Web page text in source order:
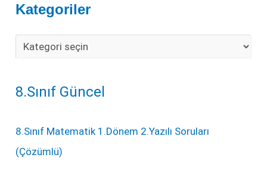
Kategoriler
8.Sınıf Güncel
8.Sınıf Matematik 1.Dönem 2.Yazılı Soruları
(Çözümlü)